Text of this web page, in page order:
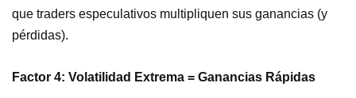
que traders especulativos multipliquen sus ganancias (y
pérdidas).
Factor 4: Volatilidad Extrema = Ganancias Rápidas